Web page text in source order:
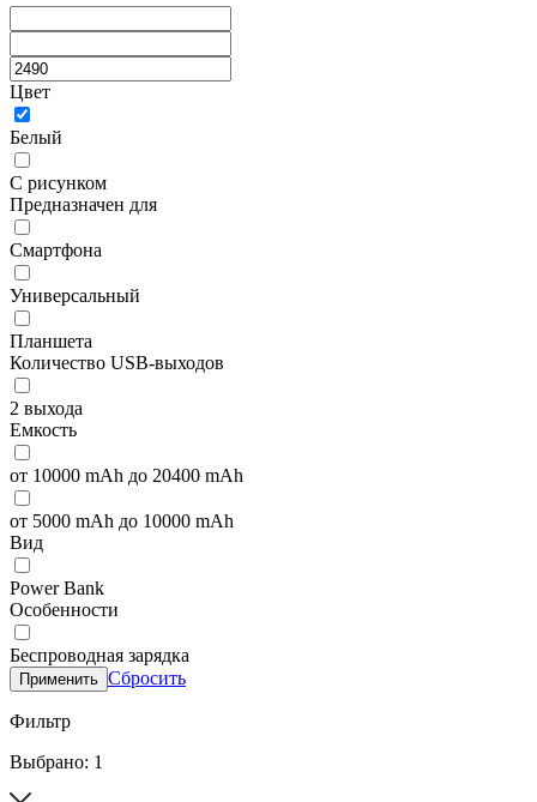
Цвет
Белый
С рисунком
Предназначен для
Смартфона
Универсальный
Планшета
Количество USB-выходов
2 выхода
Емкость
от 10000 mAh до 20400 mAh
от 5000 mAh до 10000 mAh
Вид
Power Bank
Особенности
Беспроводная зарядка
Применить Сбросить
Фильтр
Выбрано: 1